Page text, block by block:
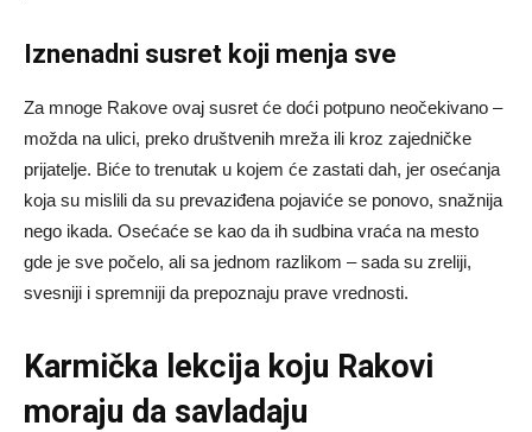
Iznenadni susret koji menja sve
Za mnoge Rakove ovaj susret će doći potpuno neočekivano –
možda na ulici, preko društvenih mreža ili kroz zajedničke
prijatelje. Biće to trenutak u kojem će zastati dah, jer osećanja
koja su mislili da su prevaziđena pojaviće se ponovo, snažnija
nego ikada. Osećaće se kao da ih sudbina vraća na mesto
gde je sve počelo, ali sa jednom razlikom – sada su zreliji,
svesniji i spremniji da prepoznaju prave vrednosti.
Karmička lekcija koju Rakovi
moraju da savladaju